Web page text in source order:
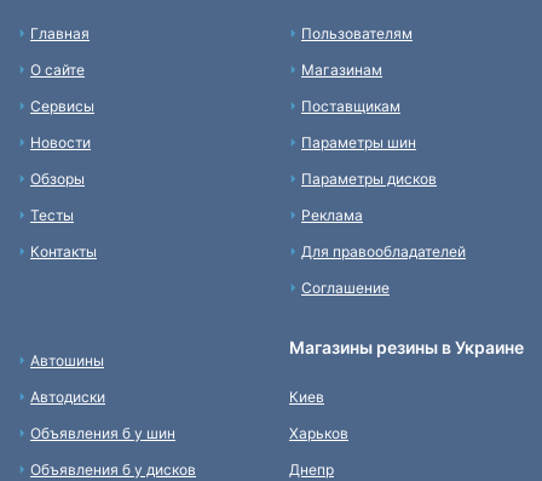
Главная
О сайте
Сервисы
Новости
Обзоры
Тесты
Контакты
Пользователям
Магазинам
Поставщикам
Параметры шин
Параметры дисков
Реклама
Для правообладателей
Соглашение
Автошины
Автодиски
Объявления б у шин
Объявления б у дисков
Магазины резины в Украине
Киев
Харьков
Днепр